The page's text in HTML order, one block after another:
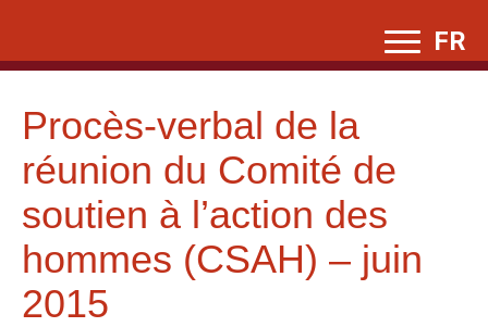
content
FR
Procès-verbal de la
réunion du Comité de
soutien à l’action des
hommes (CSAH) – juin
2015